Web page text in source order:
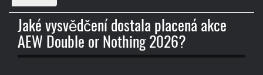
názvu
Jaké vysvědčení dostala placená akce
AEW Double or Nothing 2026?